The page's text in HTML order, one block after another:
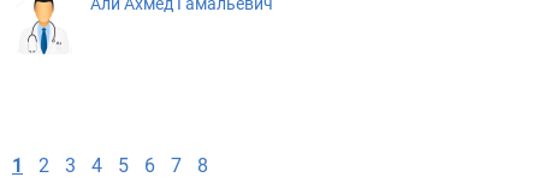
1 2 3 4 5 6 7 8